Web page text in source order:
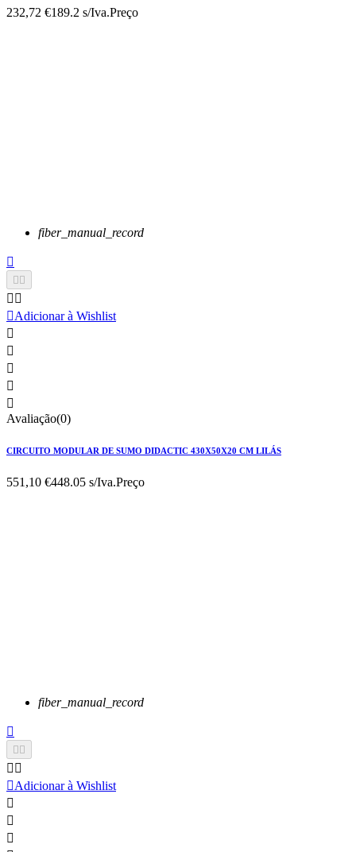
232,72 €189.2 s/Iva.Preço
fiber_manual_record

 
 
Adicionar à Wishlist





Avaliação(0)
CIRCUITO MODULAR DE SUMO DIDACTIC 430X50X20 CM LILÁS
551,10 €448.05 s/Iva.Preço
fiber_manual_record

 
 
Adicionar à Wishlist


